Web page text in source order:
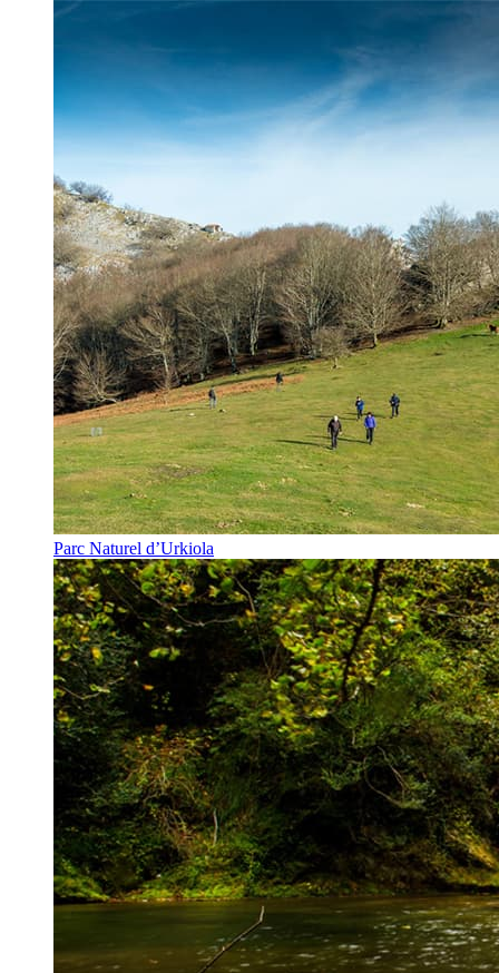
Parc Naturel d’Urkiola